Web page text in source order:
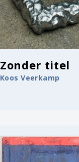
Zonder titel
Koos Veerkamp